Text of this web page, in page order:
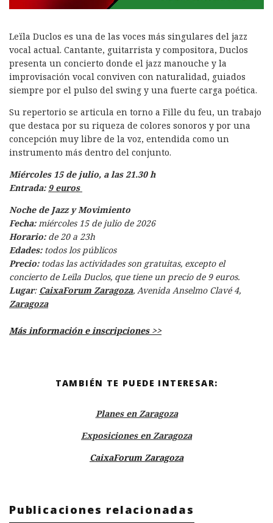
Leïla Duclos es una de las voces más singulares del jazz
vocal actual. Cantante, guitarrista y compositora, Duclos
presenta un concierto donde el jazz manouche y la
improvisación vocal conviven con naturalidad, guiados
siempre por el pulso del swing y una fuerte carga poética.
Su repertorio se articula en torno a Fille du feu, un trabajo
que destaca por su riqueza de colores sonoros y por una
concepción muy libre de la voz, entendida como un
instrumento más dentro del conjunto.
Miércoles 15 de julio, a las 21.30 h
Entrada: 9 euros
Noche de Jazz y Movimiento
Fecha:miércoles 15 de julio de 2026
Horario: de 20 a 23h
Edades: todos los públicos
Precio: todas las actividades son gratuitas, excepto el
concierto de Leïla Duclos, que tiene un precio de 9 euros.
Lugar: CaixaForum Zaragoza, Avenida Anselmo Clavé 4,
Zaragoza
Más información e inscripciones >>
TAMBIÉN TE PUEDE INTERESAR:
Planes en Zaragoza
Exposiciones en Zaragoza
CaixaForum Zaragoza
Publicaciones relacionadas